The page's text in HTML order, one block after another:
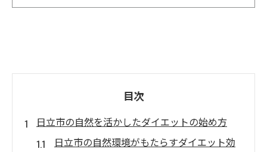
目次
日立市の自然を活かしたダイエットの始め方
日立市の自然環境がもたらすダイエット効